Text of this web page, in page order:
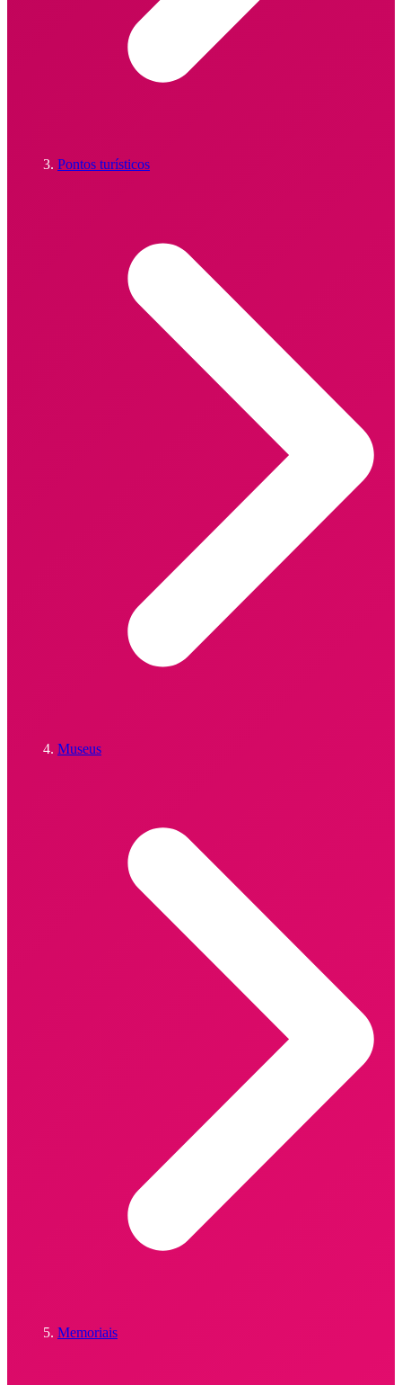
Pontos turísticos
Museus
Memoriais